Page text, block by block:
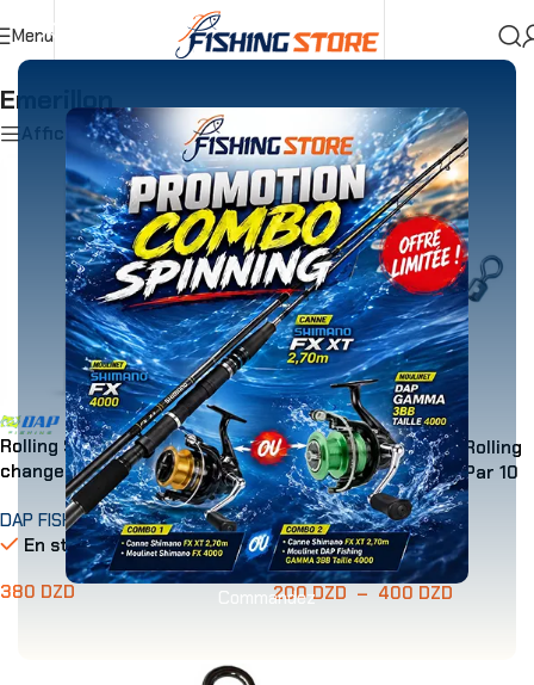
Commandez
Menu
Accueil»Pêche Au Flotteur»Bas de Ligne»Emerillon
Emerillon
Afficher les filtres
Rolling Swivel W/ Quick
change snap
DAP FISHING
En stock
380 DZD
Emerillon Mer Sunset Rolling
W / Hole St-S-0001 – Par 10
SUNSET
En stock
200DZD – 400 DZD